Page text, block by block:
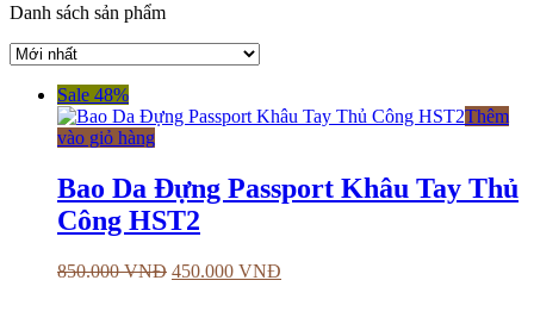
Danh sách sản phẩm
Sale 48%
Thêm
vào giỏ hàng
Bao Da Đựng Passport Khâu Tay Thủ
Công HST2
850.000VNĐ 450.000 VNĐ